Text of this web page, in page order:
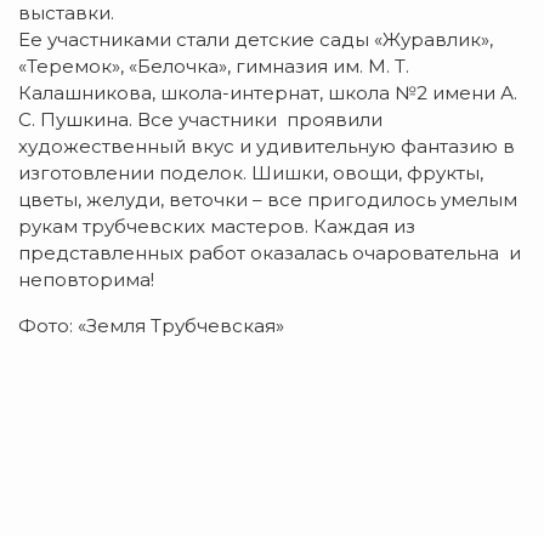
выставки.
Ее участниками стали детские сады «Журавлик»,
«Теремок», «Белочка», гимназия им. М. Т.
Калашникова, школа-интернат, школа №2 имени А.
С. Пушкина. Все участники проявили
художественный вкус и удивительную фантазию в
изготовлении поделок. Шишки, овощи, фрукты,
цветы, желуди, веточки – все пригодилось умелым
рукам трубчевских мастеров. Каждая из
представленных работ оказалась очаровательна и
неповторима!
Фото: «Земля Трубчевская»